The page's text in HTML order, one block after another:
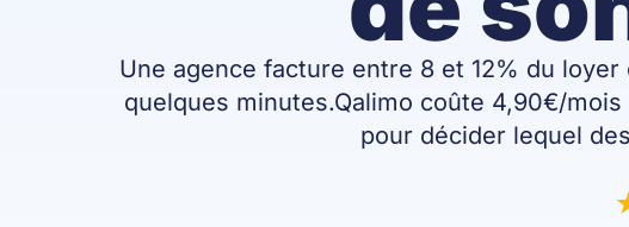
Une agence facture entre 8 et 12% du
quelques minutes.Qalimo coûte 4,90€/
pour décider lequel